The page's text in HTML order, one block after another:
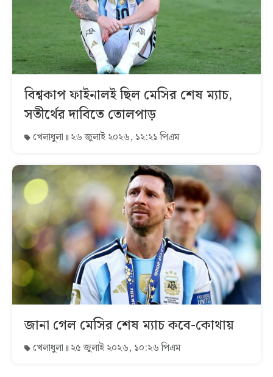
বিশ্বকাপ ফাইনালই ছিল মেসির শেষ ম্যাচ,
সতীর্থের দাবিতে তোলপাড়
খেলাধুলা ২৬ জুলাই ২০২৬, ১২:২১ পিএম
জানা গেল মেসির শেষ ম্যাচ কবে-কোথায়
খেলাধুলা ২৫ জুলাই ২০২৬, ১০:২৬ পিএম